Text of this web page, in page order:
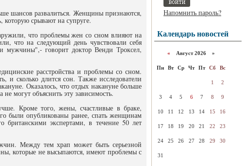
шансов развалиться. Женщины признаются,
которую срывают на супруге.
что проблемы жен со сном влияют на
что на следующий день чувствовали себя
мужчины",- говорит доктор Венди Троксел,
расстройства и проблемы со сном.
и сколько длится сон. Также исследователи
Оказалось, что отдых накануне больше
могут объяснить эту зависимость.
Кроме того, жены, счастливые в браке,
были опубликованы ранее, спать женщинам
британскими экспертами, в течение 50 лет
Между тем храп может быть серьезной
которые не высыпаются, имеют проблемы с
Напомнить пароль?
Календарь новостей
« Август 2026 »
Пн Вт Ср Чт Пт Сб Вс
1 2
3 4 5 6 7 8 9
10 11 12 13 14 15 16
17 18 19 20 21 22 23
24 25 26 27 28 29 30
31